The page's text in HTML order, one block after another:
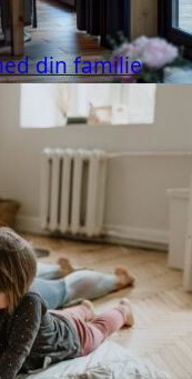
din familie